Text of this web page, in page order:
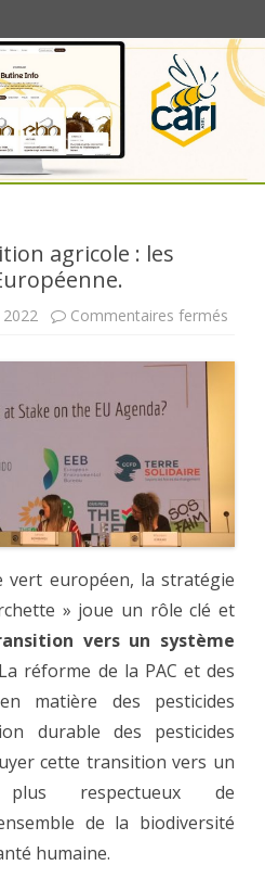
agricole : les
Commentaires fermés
vert européen, la stratégie
» joue un rôle clé et
vers un système
réforme de la PAC et des
matière des pesticides
durable des pesticides
cette transition vers un
respectueux de
de la biodiversité
humaine.